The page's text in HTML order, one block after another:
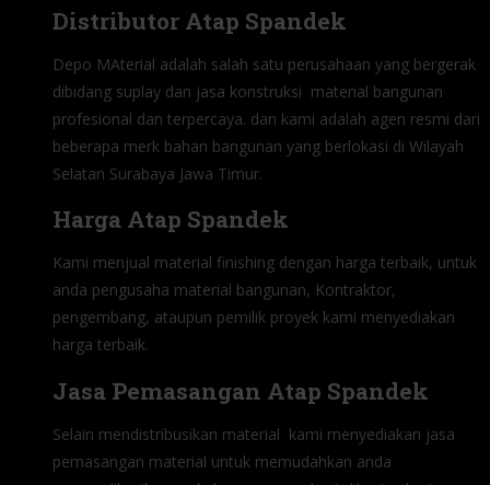
Distributor Atap Spandek
Depo MAterial adalah salah satu perusahaan yang bergerak
dibidang suplay dan jasa konstruksi material bangunan
profesional dan terpercaya. dan kami adalah agen resmi dari
beberapa merk bahan bangunan yang berlokasi di Wilayah
Selatan Surabaya Jawa Timur.
Harga Atap Spandek
Kami menjual material finishing dengan harga terbaik, untuk
anda pengusaha material bangunan, Kontraktor,
pengembang, ataupun pemilik proyek kami menyediakan
harga terbaik.
Jasa Pemasangan Atap Spandek
Selain mendistribusikan material kami menyediakan jasa
pemasangan material untuk memudahkan anda